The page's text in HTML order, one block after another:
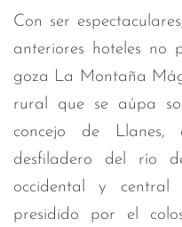
Con ser
anteriores hoteles no
goza La Montaña
rural que se aúpa
concejo de
desfiladero del río
occidental y central
presidido por el